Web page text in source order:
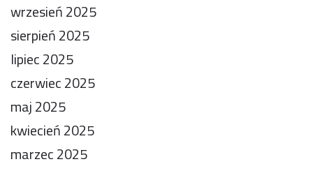
wrzesień 2025
sierpień 2025
lipiec 2025
czerwiec 2025
maj 2025
kwiecień 2025
marzec 2025